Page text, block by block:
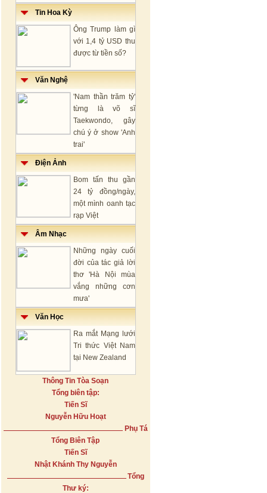
Tin Hoa Kỳ
Ông Trump làm gì
với 1,4 tỷ USD thu
được từ tiền số?
Văn Nghệ
'Nam thần trăm tỷ'
từng là võ sĩ
Taekwondo, gây
chú ý ở show 'Anh
trai'
Điện Ảnh
Bom tấn thu gần
24 tỷ đồng/ngày,
một mình oanh tạc
rạp Việt
Âm Nhạc
Những ngày cuối
đời của tác giả lời
thơ 'Hà Nội mùa
vắng những cơn
mưa'
Văn Học
Ra mắt Mạng lưới
Tri thức Việt Nam
tại New Zealand
Thông Tin Tòa Soạn
Tổng biên tập:
Tiến Sĩ
Nguyễn Hữu Hoạt
Phụ Tá
Tổng Biên Tập
Tiến Sĩ
Nhật Khánh Thy Nguyễn
Tổng
Thư ký: